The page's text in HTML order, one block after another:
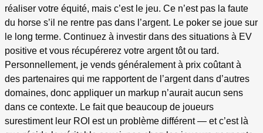
réaliser votre équité, mais c’est le jeu. Ce n’est pas la faute
du horse s’il ne rentre pas dans l’argent. Le poker se joue sur
le long terme. Continuez à investir dans des situations à EV
positive et vous récupérerez votre argent tôt ou tard.
Personnellement, je vends généralement à prix coûtant à
des partenaires qui me rapportent de l’argent dans d’autres
domaines, donc appliquer un markup n’aurait aucun sens
dans ce contexte. Le fait que beaucoup de joueurs
surestiment leur ROI est un problème différent — et c’est là